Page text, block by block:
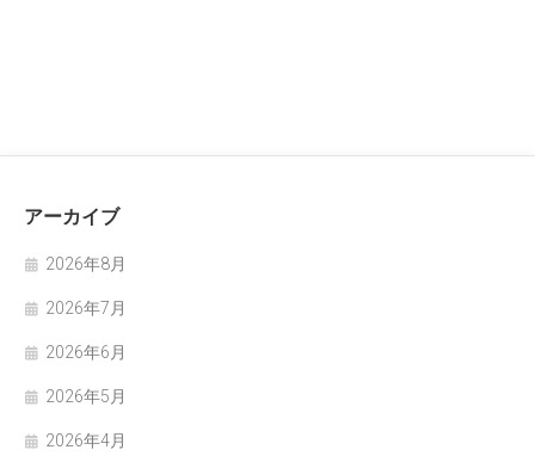
アーカイブ
2026年8月
2026年7月
2026年6月
2026年5月
2026年4月